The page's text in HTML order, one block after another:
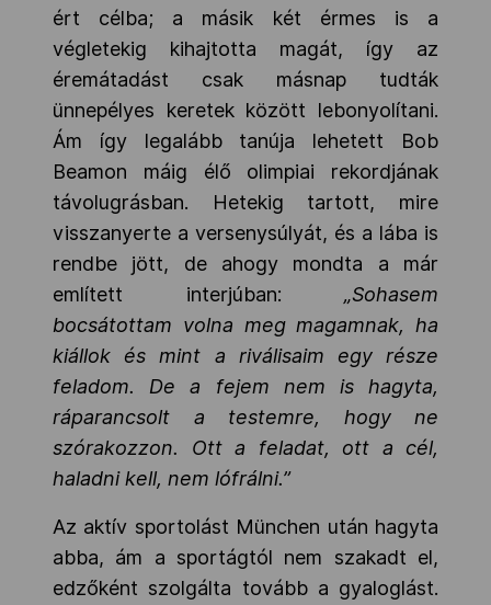
ért célba; a másik két érmes is a
végletekig kihajtotta magát, így az
éremátadást csak másnap tudták
ünnepélyes keretek között lebonyolítani.
Ám így legalább tanúja lehetett Bob
Beamon máig élő olimpiai rekordjának
távolugrásban. Hetekig tartott, mire
visszanyerte a versenysúlyát, és a lába is
rendbe jött, de ahogy mondta a már
említett interjúban: „Sohasem
bocsátottam volna meg magamnak, ha
kiállok és mint a riválisaim egy része
feladom. De a fejem nem is hagyta,
ráparancsolt a testemre, hogy ne
szórakozzon. Ott a feladat, ott a cél,
haladni kell, nem lófrálni.”
Az aktív sportolást München után hagyta
abba, ám a sportágtól nem szakadt el,
edzőként szolgálta tovább a gyaloglást.